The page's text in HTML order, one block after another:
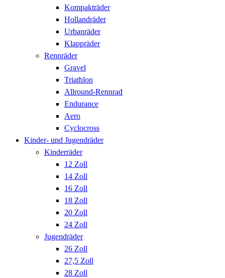
Kompakträder
Hollandräder
Urbanräder
Klappräder
Rennräder
Gravel
Triathlon
Allround-Rennrad
Endurance
Aero
Cyclocross
Kinder- und Jugendräder
Kinderräder
12 Zoll
14 Zoll
16 Zoll
18 Zoll
20 Zoll
24 Zoll
Jugendräder
26 Zoll
27,5 Zoll
28 Zoll